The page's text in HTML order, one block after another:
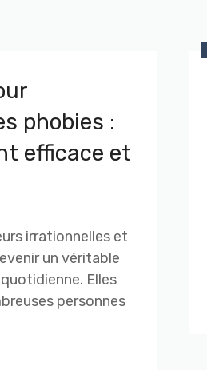
phobies :
efficace et
irrationnelles et
un véritable
Elles
personnes